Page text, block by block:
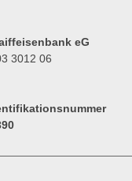
eG
3012 06